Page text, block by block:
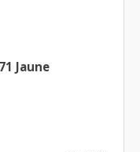
Jaune